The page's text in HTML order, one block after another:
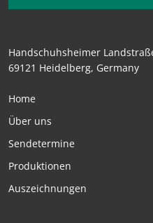
Handschuhsheimer
69121 Heidelberg, Germany
Home
Über uns
Sendetermine
Produktionen
Auszeichnungen